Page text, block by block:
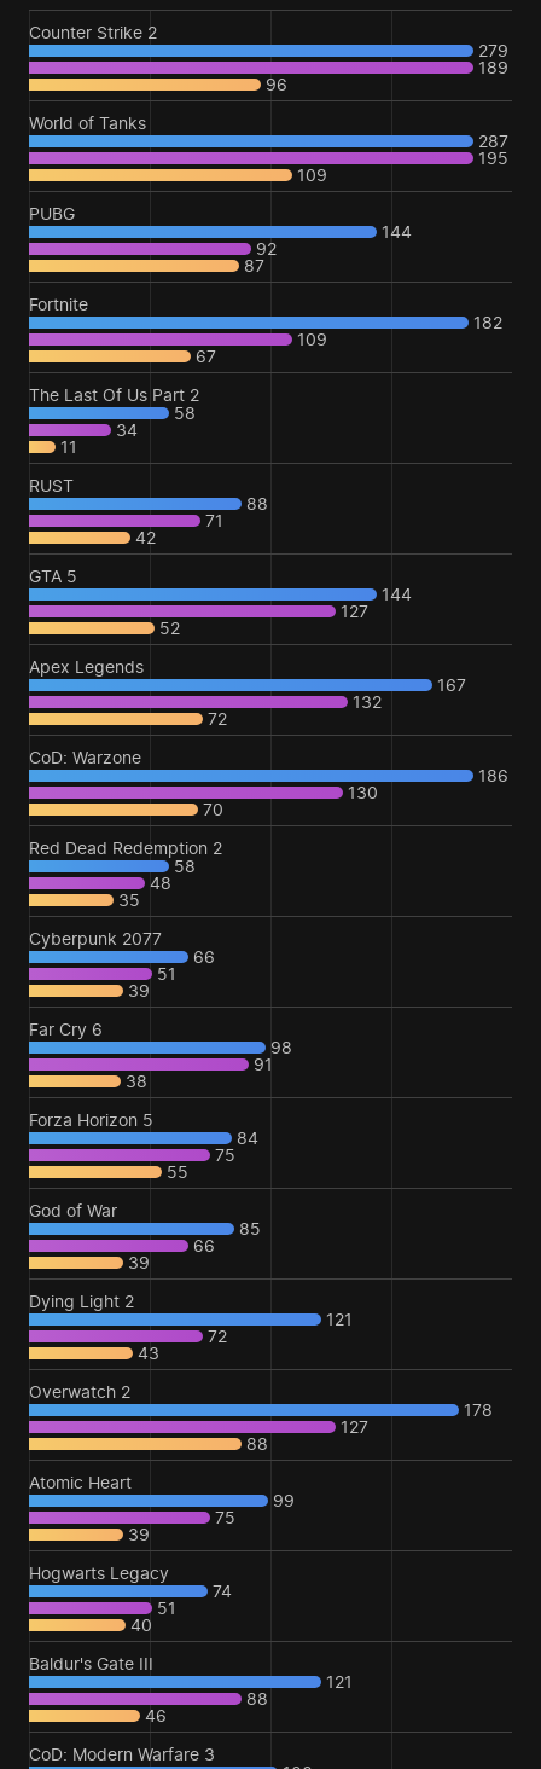
Counter Strike 2
279
189
96
World of Tanks
287
195
109
PUBG
144
92
87
Fortnite
182
109
67
The Last Of Us Part 2
58
34
11
RUST
88
71
42
GTA 5
144
127
52
Apex Legends
167
132
72
CoD: Warzone
186
130
70
Red Dead Redemption 2
58
48
35
Cyberpunk 2077
66
51
39
Far Cry 6
98
91
38
Forza Horizon 5
84
75
55
God of War
85
66
39
Dying Light 2
121
72
43
Overwatch 2
178
127
88
Atomic Heart
99
75
39
Hogwarts Legacy
74
51
40
Baldur's Gate III
121
88
46
CoD: Modern Warfare 3